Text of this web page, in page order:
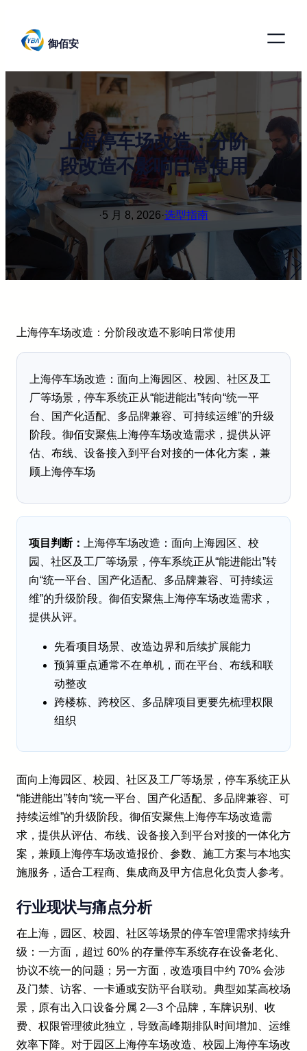
御佰安
上海停车场改造：分阶
段改造不影响日常使用
·5 月 8, 2026·选型指南
上海停车场改造：分阶段改造不影响日常使用
上海停车场改造：面向上海园区、校园、社区及工
厂等场景，停车系统正从“能进能出”转向“统一平
台、国产化适配、多品牌兼容、可持续运维”的升级
阶段。御佰安聚焦上海停车场改造需求，提供从评
估、布线、设备接入到平台对接的一体化方案，兼
顾上海停车场
项目判断：
上海停车场改造：面向上海园区、校
园、社区及工厂等场景，停车系统正从“能进能出”转
向“统一平台、国产化适配、多品牌兼容、可持续运
维”的升级阶段。御佰安聚焦上海停车场改造需求，
提供从评。
先看项目场景、改造边界和后续扩展能力
预算重点通常不在单机，而在平台、布线和联
动整改
跨楼栋、跨校区、多品牌项目更要先梳理权限
组织
面向上海园区、校园、社区及工厂等场景，停车系统正从
“能进能出”转向“统一平台、国产化适配、多品牌兼容、可
持续运维”的升级阶段。御佰安聚焦上海停车场改造需
求，提供从评估、布线、设备接入到平台对接的一体化方
案，兼顾上海停车场改造报价、参数、施工方案与本地实
施服务，适合工程商、集成商及甲方信息化负责人参考。
行业现状与痛点分析
在上海，园区、校园、社区等场景的停车管理需求持续升
级：一方面，超过 60% 的存量停车系统存在设备老化、
协议不统一的问题；另一方面，改造项目中约 70% 会涉
及门禁、访客、一卡通或安防平台联动。典型如某高校场
景，原有出入口设备分属 2—3 个品牌，车牌识别、收
费、权限管理彼此独立，导致高峰期排队时间增加、运维
效率下降。对于园区上海停车场改造、校园上海停车场改